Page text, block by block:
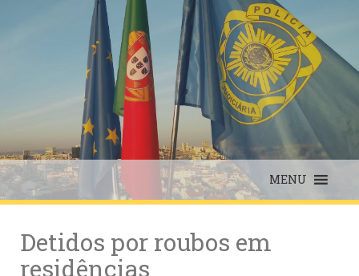
MENU
Detidos por roubos em
residências